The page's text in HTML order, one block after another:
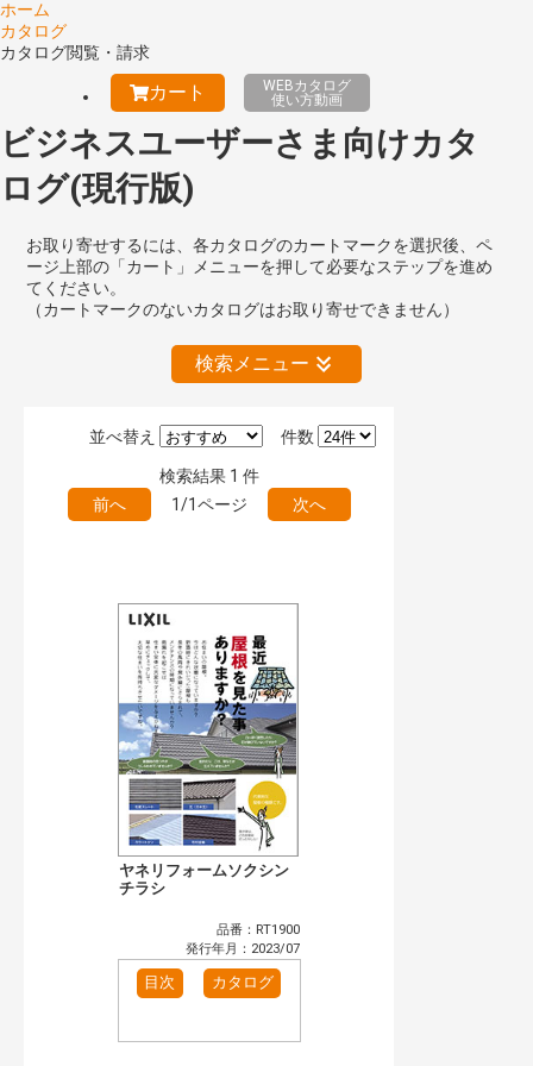
ホーム
カタログ
カタログ閲覧・請求
カート
WEBカタログ
使い方動画
ビジネスユーザーさま向けカタ
ログ(現行版)
お取り寄せするには、各カタログのカートマークを選択後、ペ
ージ上部の「カート」メニューを押して必要なステップを進め
てください。
（カートマークのないカタログはお取り寄せできません）
検索メニュー
絞り込みの解除
キーワード検索（あいまい）
おすすめハッシュタグ
まずはここから（1）
施工イメージ・アイデア集（1）
リフォームおすすめ（5）
省エネ住宅関連（4）
カテゴリー
窓・シャッター（4）
玄関ドア・引戸（7）
インテリア建材（7）
エクステリア（3）
タイル建材（4）
小型電気温水器（1）
水栓金具（3）
太陽光発電・屋根・外壁（1）
発行年で検索
件数
並べ替え
検索結果 1 件
前へ
1/1ページ 次へ
ヤネリフォームソクシン
チラシ
品番：RT1900
発行年月：2023/07
目次 カタログ